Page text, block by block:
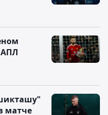
АПЛ
матче